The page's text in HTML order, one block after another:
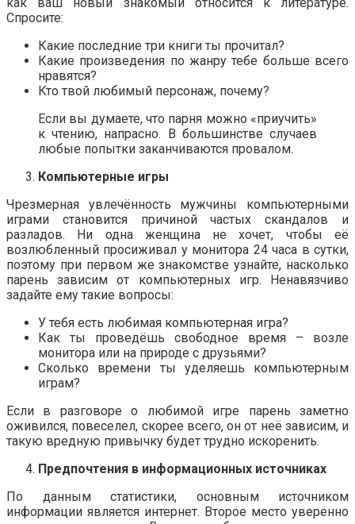
как ваш новый знакомый относится к литературе.
Спросите:
Какие последние три книги ты прочитал?
Какие произведения по жанру тебе больше всего
нравятся?
Кто твой любимый персонаж, почему?
Если вы думаете, что парня можно «приучить»
к чтению, напрасно. В большинстве случаев
любые попытки заканчиваются провалом.
Компьютерные игры
Чрезмерная увлечённость мужчины компьютерными
играми становится причиной частых скандалов и
разладов. Ни одна женщина не хочет, чтобы её
возлюбленный просиживал у монитора 24 часа в сутки,
поэтому при первом же знакомстве узнайте, насколько
парень зависим от компьютерных игр. Ненавязчиво
задайте ему такие вопросы:
У тебя есть любимая компьютерная игра?
Как ты проведёшь свободное время – возле
монитора или на природе с друзьями?
Сколько времени ты уделяешь компьютерным
играм?
Если в разговоре о любимой игре парень заметно
оживился, повеселел, скорее всего, он от неё зависим, и
такую вредную привычку будет трудно искоренить.
Предпочтения в информационных источниках
По данным статистики, основным источником
информации является интернет. Второе место уверенно